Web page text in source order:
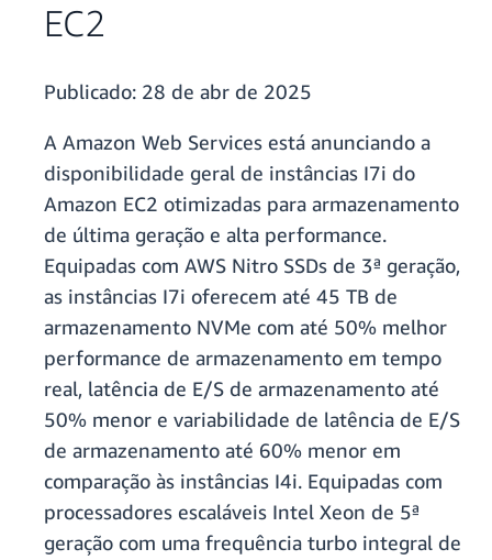
EC2
Publicado: 28 de abr de 2025
A Amazon Web Services está anunciando a
disponibilidade geral de instâncias I7i do
Amazon EC2 otimizadas para armazenamento
de última geração e alta performance.
Equipadas com AWS Nitro SSDs de 3ª geração,
as instâncias I7i oferecem até 45 TB de
armazenamento NVMe com até 50% melhor
performance de armazenamento em tempo
real, latência de E/S de armazenamento até
50% menor e variabilidade de latência de E/S
de armazenamento até 60% menor em
comparação às instâncias I4i. Equipadas com
processadores escaláveis Intel Xeon de 5ª
geração com uma frequência turbo integral de